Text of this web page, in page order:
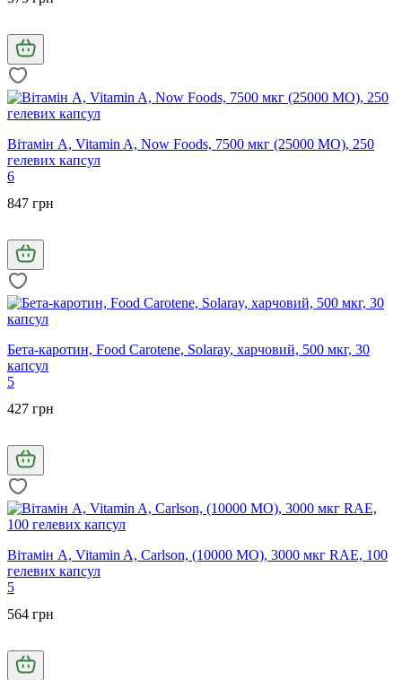
Вітамін А, Vitamin A, Now Foods, 7500 мкг (25000 МО), 250
гелевих капсул
6
847 грн
Бета-каротин, Food Carotene, Solaray, харчовий, 500 мкг, 30
капсул
5
427 грн
Вітамін А, Vitamin A, Carlson, (10000 МО), 3000 мкг RAE, 100
гелевих капсул
5
564 грн